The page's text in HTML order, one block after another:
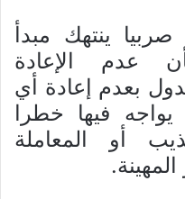
ينتهك مبدأ
عدم الإعادة
بعدم إعادة أي
فيها خطرا
أو المعاملة
المهينة.